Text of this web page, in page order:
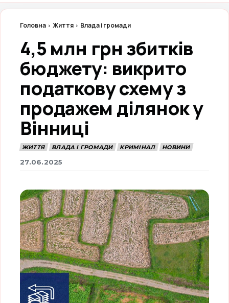
Головна Життя Влада і громади
4,5 млн грн збитків
бюджету: викрито
податкову схему з
продажем ділянок у
Вінниці
ЖИТТЯ ВЛАДА І ГРОМАДИ КРИМІНАЛ НОВИНИ
27.06.2025